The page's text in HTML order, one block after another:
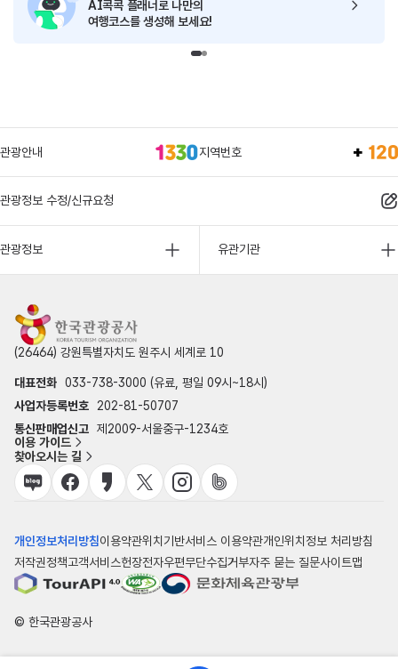
AI콕콕 플래너로 나만의
여행코스를 생성해 보세요!
관광안내 지역번호
관광정보 수정/신규요청
관광정보 유관기관
(26464) 강원특별자치도 원주시 세계로 10
대표전화 033-738-3000 (유료, 평일 09시~18시)
사업자등록번호
202-81-50707
통신판매업신고 제2009-서울중구-1234호
이용 가이드
찾아오시는 길
개인정보처리방침이용약관위치기반서비스 이용약관개인위치정보 처리방침
저작권정책고객서비스헌장전자우편무단수집거부자주 묻는 질문사이트맵
© 한국관광공사